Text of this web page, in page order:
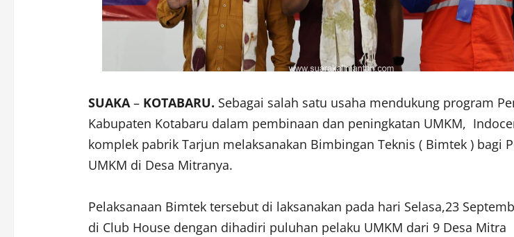
SUAKA– KOTABARU. Sebagai salah satu usaha mendukung program
Kabupaten Kotabaru dalam pembinaan dan peningkatan UMKM,
komplek pabrik Tarjun melaksanakan Bimbingan Teknis ( Bimtek ) bagi
UMKM di Desa Mitranya.
Pelaksanaan Bimtek tersebut di laksanakan pada hari Selasa,23
di Club House dengan dihadiri puluhan pelaku UMKM dari 9 Desa Mitra